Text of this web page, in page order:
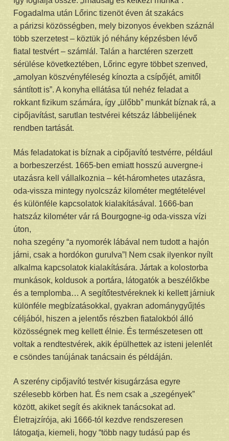
Fogadalma után Lőrinc tizenöt éven át szakács
a párizsi közösségben, mely bizonyos években száznál
több szerzetest – köztük jó néhány képzésben lévő
fiatal testvért – számlál. Talán a harctéren szerzett
sérülése következtében, Lőrinc egyre többet szenved,
„amolyan köszvényféleség kínozta a csípőjét, amitől
sántított is”. A konyha ellátása túl nehéz feladat a
rokkant fizikum számára, így „ülőbb” munkát bíznak rá, a
cipőjavítást, sarutlan testvérei kétszáz lábbelijének
rendben tartását.
Más feladatokat is bíznak a cipőjavító testvérre, például
a borbeszerzést. 1665-ben emiatt hosszú auvergne-i
utazásra kell vállalkoznia – két-háromhetes utazásra,
oda-vissza mintegy nyolcszáz kilométer megtételével
és különféle kapcsolatok kialakításával. 1666-ban
hatszáz kilométer vár rá Bourgogne-ig oda-vissza vízi
úton,
noha szegény “a nyomorék lábával nem tudott a hajón
járni, csak a hordókon gurulva”! Nem csak ilyenkor nyílt
alkalma kapcsolatok kialakítására. Jártak a kolostorba
munkások, koldusok a portára, látogatók a beszélőkbe
és a templomba… A segítőtestvéreknek ki kellett járniuk
különféle megbízatásokkal, gyakran adománygyűjtés
céljából, hiszen a jelentős részben fiatalokból álló
közösségnek meg kellett élnie. És természetesen ott
voltak a rendtestvérek, akik épülhettek az isteni jelenlét
e csöndes tanújának tanácsain és példáján.
A szerény cipőjavító testvér kisugárzása egyre
szélesebb körben hat. És nem csak a „szegények”
között, akiket segít és akiknek tanácsokat ad.
Életrajzírója, aki 1666-tól kezdve rendszeresen
látogatja, kiemeli, hogy “több nagy tudású pap és